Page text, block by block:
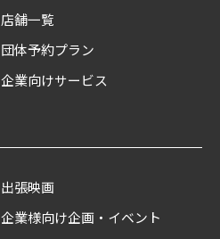
店舗一覧
団体予約プラン
企業向けサービス
出張映画
企業様向け企画・イベント